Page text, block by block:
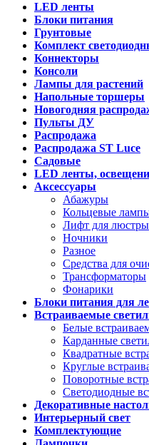
LED ленты
Блоки питания
Грунтовые
Комплект
Коннекторы
Консоли
Лампы для растений
Напольные торшеры
Новогодняя
Пульты ДУ
Распродажа
Распродажа ST Luce
Садовые
LED ленты,
Аксессуары
Абажуры
Кольцевые
Лифт для люстры
Ночники
Разное
Средства для
Трансформаторы
Фонарики
Блоки питания для
Встраиваемые
Белые
Карданные
Квадратные
Круглые
Поворотные
Светодиодные
Декоративные
Интерьерный свет
Комплектующие